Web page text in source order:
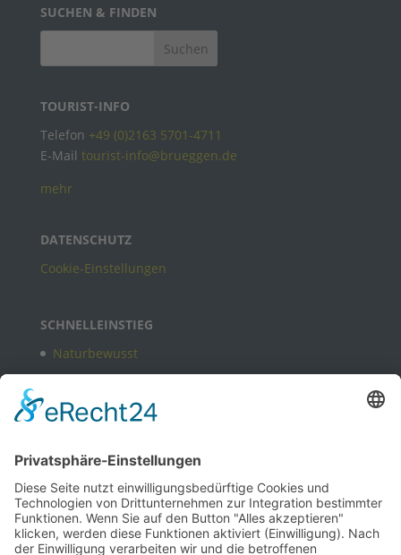
SUCHEN & FINDEN
TOURIST-INFO
Telefon +49 (0)2163 5701-4711
E-Mail tourist-info@brueggen.de
mehr
DATENSCHUTZ
Cookie-Einstellungen
SCHNELLEINSTIEG
Naturbewusst
Freizeitangebote in Brüggen
Kulturbewusst
Termine
B2B